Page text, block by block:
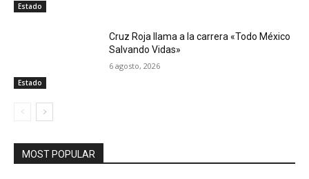
Estado
Estado
Cruz Roja llama a la carrera «Todo México
Salvando Vidas»
6 agosto, 2026
MOST POPULAR